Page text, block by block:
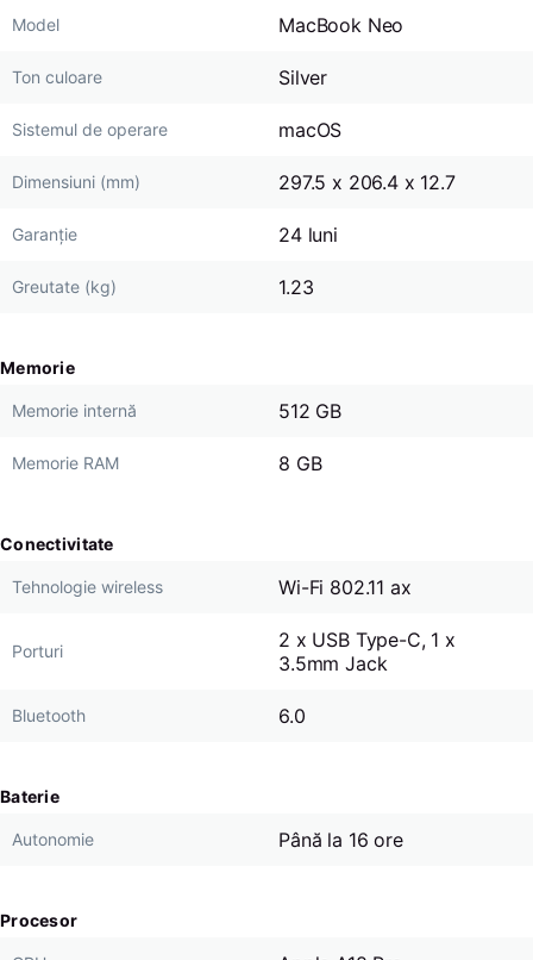
Model MacBook Neo
Ton culoare Silver
Sistemul de operare macOS
Dimensiuni (mm) 297.5 x 206.4 x 12.7
Garanție 24 luni
Greutate (kg) 1.23
Memorie
Memorie internă 512 GB
Memorie RAM 8 GB
Conectivitate
Tehnologie wireless Wi-Fi 802.11 ax
Porturi
2 x USB Type-C, 1 x
3.5mm Jack
Bluetooth 6.0
Baterie
Autonomie Până la 16 ore
Procesor